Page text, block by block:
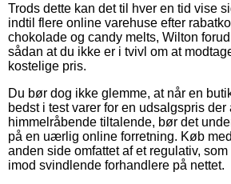
Trods dette kan det til hver en tid vise
indtil flere online varehuse efter
chokolade og candy melts, Wilton
sådan at du ikke er i tvivl om at
kostelige pris.
Du bør dog ikke glemme, at når en
bedst i test varer for en udsalgspris der
himmelråbende tiltalende, bør det
på en uærlig online forretning. Køb
anden side omfattet af et regulativ,
imod svindlende forhandlere på nettet.